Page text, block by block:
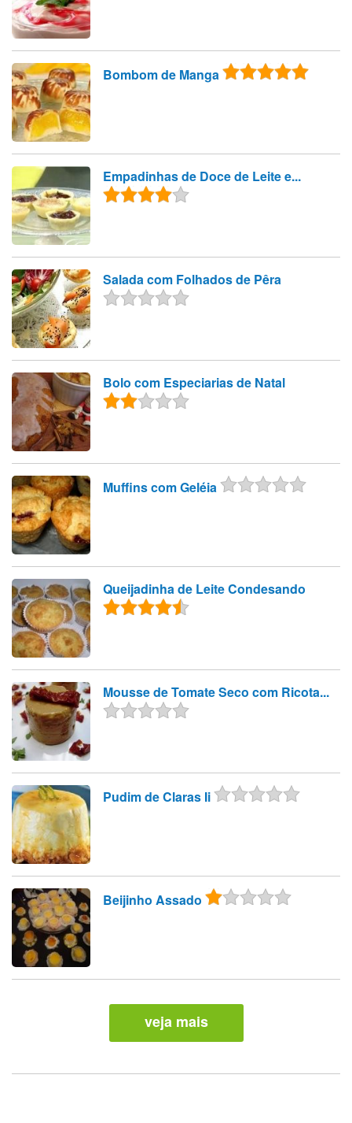
Bombom de Manga
Empadinhas de Doce de Leite e...
Salada com Folhados de Pêra
Bolo com Especiarias de Natal
Muffins com Geléia
Queijadinha de Leite Condesando
Mousse de Tomate Seco com Ricota...
Pudim de Claras Ii
Beijinho Assado
veja mais